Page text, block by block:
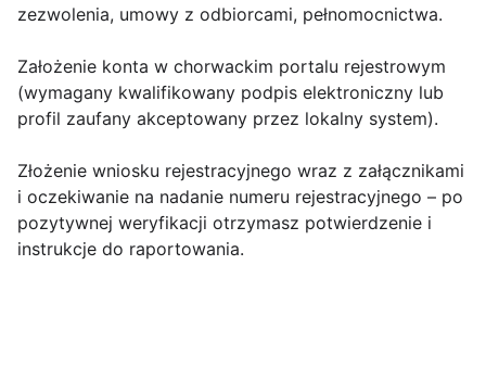
zezwolenia, umowy z odbiorcami, pełnomocnictwa.
Założenie konta w chorwackim portalu rejestrowym
(wymagany kwalifikowany podpis elektroniczny lub
profil zaufany akceptowany przez lokalny system).
Złożenie wniosku rejestracyjnego wraz z załącznikami
i oczekiwanie na nadanie numeru rejestracyjnego – po
pozytywnej weryfikacji otrzymasz potwierdzenie i
instrukcje do raportowania.